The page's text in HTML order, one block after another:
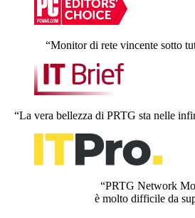
“Monitor di rete vincente sotto
“La vera bellezza di PRTG sta nelle
“PRTG Network
è molto difficile da